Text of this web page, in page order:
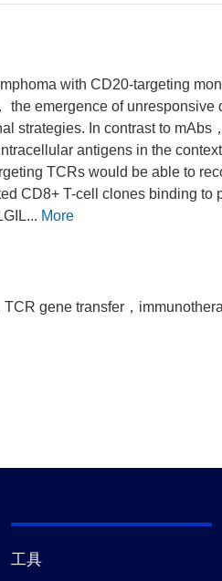
with CD20-targeting
the emergence of
strategies. In contrast to mAbs
antigens in the
TCRs would be able to
CD8+ T-cell clones binding to
More
gene transfer，
工具